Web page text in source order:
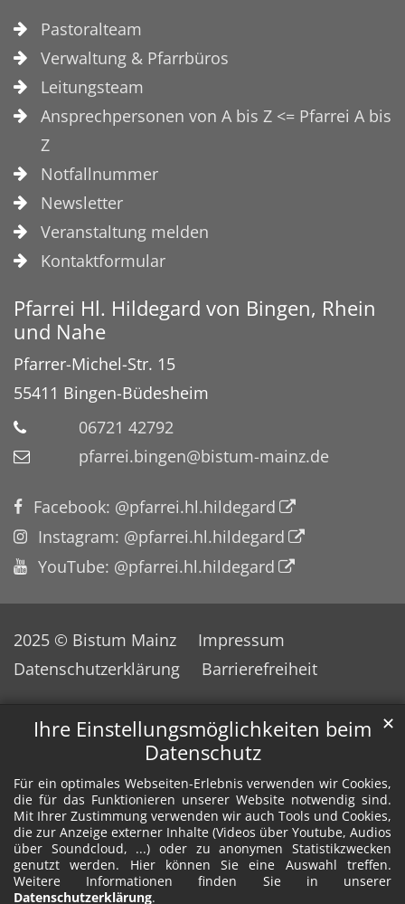
Ihre Einstellungsmöglichkeiten beim
Datenschutz
Für ein optimales Webseiten-Erlebnis verwenden wir Cookies,
die für das Funktionieren unserer Website notwendig sind.
Mit Ihrer Zustimmung verwenden wir auch Tools und Cookies,
die zur Anzeige externer Inhalte (Videos über Youtube, Audios
über Soundcloud, ...) oder zu anonymen Statistikzwecken
genutzt werden. Hier können Sie eine Auswahl treffen.
Weitere Informationen finden Sie in unserer
Datenschutzerklärung.
✕
Pastoralteam
Verwaltung & Pfarrbüros
Leitungsteam
Ansprechpersonen von A bis Z <= Pfarrei A bis
Z
Notfallnummer
Newsletter
Veranstaltung melden
Kontaktformular
Pfarrei Hl. Hildegard von Bingen, Rhein
und Nahe
Pfarrer-Michel-Str. 15
55411 Bingen-Büdesheim
06721 42792
pfarrei.bingen@bistum-mainz.de
Facebook: @pfarrei.hl.hildegard
Instagram: @pfarrei.hl.hildegard
YouTube: @pfarrei.hl.hildegard
2025 © Bistum Mainz
Impressum
Datenschutzerklärung
Barrierefreiheit